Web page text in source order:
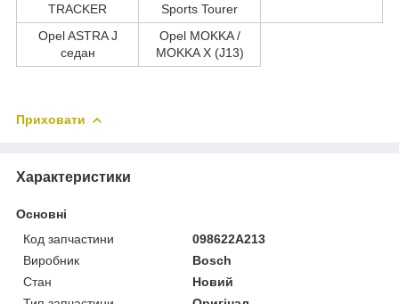
TRACKER
Sports Tourer
Opel ASTRA J
седан
Opel MOKKA /
MOKKA X (J13)
Приховати
Характеристики
Основні
Код запчастини
098622A213
Виробник
Bosch
Стан
Новий